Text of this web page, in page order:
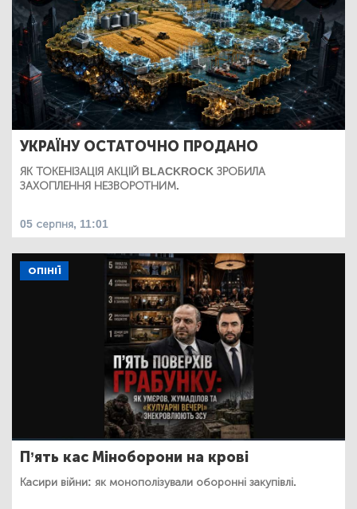
УКРАЇНУ ОСТАТОЧНО ПРОДАНО
ЯК ТОКЕНІЗАЦІЯ АКЦІЙ BLACKROCK ЗРОБИЛА
ЗАХОПЛЕННЯ НЕЗВОРОТНИМ.
05 серпня, 11:01
ОПІНІЇ
П’ять кас Міноборони на крові
Касири війни: як монополізували оборонні закупівлі.